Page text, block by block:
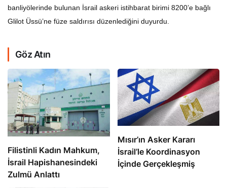
banliyölerinde bulunan İsrail askeri istihbarat birimi 8200’e bağlı
Glilot Üssü’ne füze saldırısı düzenlediğini duyurdu.
Göz Atın
Filistinli Kadın Mahkum,
İsrail Hapishanesindeki
Zulmü Anlattı
Mısır’ın Asker Kararı
İsrail’le Koordinasyon
İçinde Gerçekleşmiş